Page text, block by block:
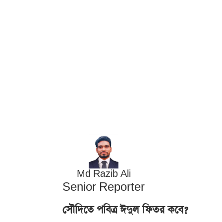
Md Razib Ali
Senior Reporter
সৌদিতে পবিত্র ঈদুল ফিতর কবে?